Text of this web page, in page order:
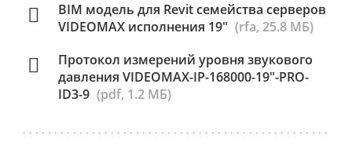
BIM модель для Revit семейства серверов
VIDEOMAX исполнения 19" (rfa, 25.8 МБ)
Протокол измерений уровня звукового
давления VIDEOMAX-IP-168000-19"-PRO-
ID3-9 (pdf, 1.2 МБ)